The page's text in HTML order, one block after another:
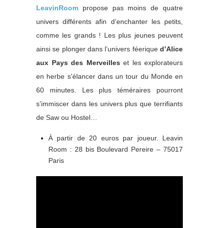
LeavinRoom propose pas moins de quatre
univers différents afin d’enchanter les petits,
comme les grands ! Les plus jeunes peuvent
ainsi se plonger dans l’univers féerique d’Alice
aux Pays des Merveilles et les explorateurs
en herbe s’élancer dans un tour du Monde en
60 minutes. Les plus téméraires pourront
s’immiscer dans les univers plus que terrifiants
de Saw ou Hostel…
À partir de 20 euros par joueur. Leavin
Room : 28 bis Boulevard Pereire – 75017
Paris